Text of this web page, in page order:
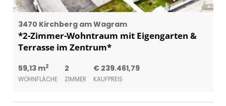
3470 Kirchberg am Wagram
*2-Zimmer-Wohntraum mit Eigengarten &
Terrasse im Zentrum*
59,13 m2
WOHNFLÄCHE
2
ZIMMER
€ 239.461,79
KAUFPREIS